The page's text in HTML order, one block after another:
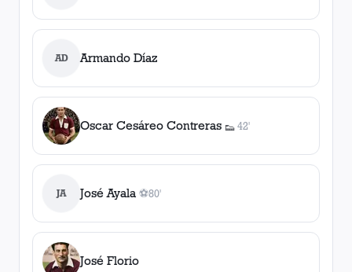
AD Armando Díaz
Oscar Cesáreo Contreras 👟
1asistencia
42'
JA José Ayala ⚽
1gol
80'
José Florio